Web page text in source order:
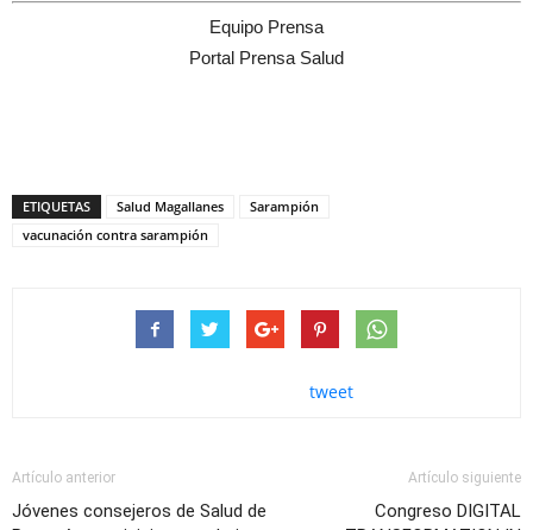
Equipo Prensa
Portal Prensa Salud
ETIQUETAS Salud Magallanes
Sarampión
vacunación contra sarampión
tweet
Artículo anterior
Jóvenes consejeros de Salud de
Artículo siguiente
Congreso DIGITAL